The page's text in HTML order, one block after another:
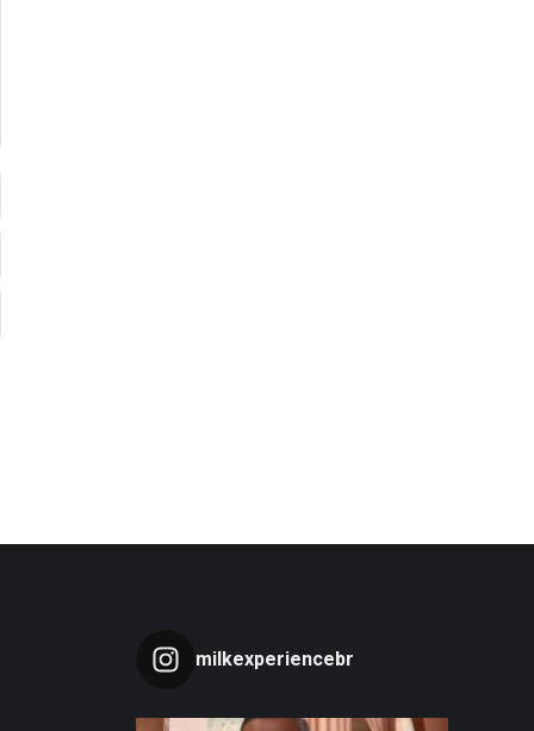
milkexperiencebr